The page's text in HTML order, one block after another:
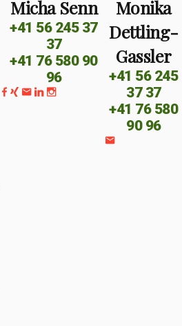
Micha Senn
+41 56 245 37
37
+41 76 580 90
96
Monika
Dettling-
Gassler
+41 56 245
37 37
+41 76 580
90 96